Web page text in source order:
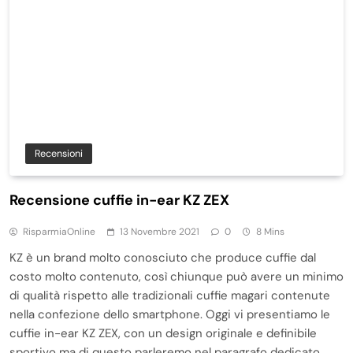
Recensioni
Recensione cuffie in-ear KZ ZEX
RisparmiaOnline 13 Novembre 2021 0 8 Mins
KZ è un brand molto conosciuto che produce cuffie dal
costo molto contenuto, così chiunque può avere un minimo
di qualità rispetto alle tradizionali cuffie magari contenute
nella confezione dello smartphone. Oggi vi presentiamo le
cuffie in-ear KZ ZEX, con un design originale e definibile